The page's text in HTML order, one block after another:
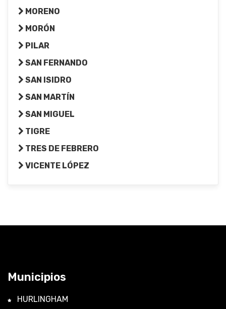
MORENO
MORÓN
PILAR
SAN FERNANDO
SAN ISIDRO
SAN MARTÍN
SAN MIGUEL
TIGRE
TRES DE FEBRERO
VICENTE LÓPEZ
Municipios
HURLINGHAM